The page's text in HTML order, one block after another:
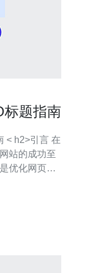
标题指南
站的成功至
优化网页的